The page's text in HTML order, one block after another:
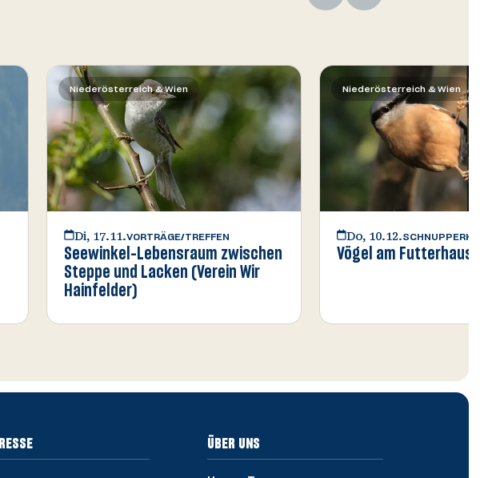
Niederösterreich & Wien
Di, 17.11.VORTRÄGE/TREFFEN
Seewinkel-Lebensraum zwischen
Steppe und Lacken (Verein Wir
Hainfelder)
Niederösterreich & Wien
Do, 10.12.
Vögel am Futterhausㅤㅤㅤ
ÜBER UNS